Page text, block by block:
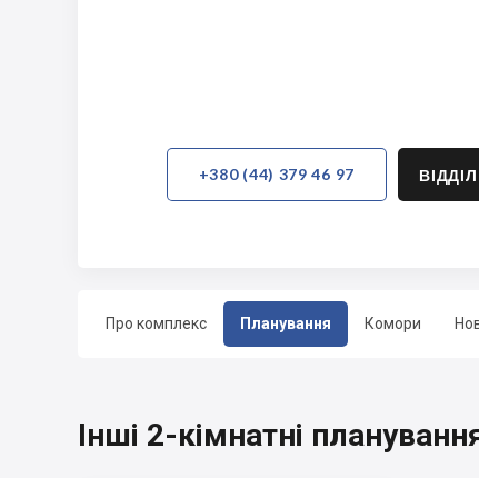
Про комплекс Планування Комори
+380 (44) 379 46 97
Інші 2-кімнатні